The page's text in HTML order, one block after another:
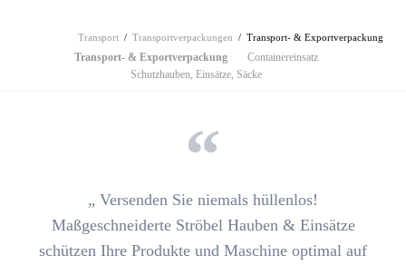
Transport Transportverpackungen Transport- & Exportverpackung
Navigation
Transport- & Exportverpackung
Containereinsatz
Schutzhauben, Einsätze, Säcke
„ Versenden Sie niemals hüllenlos!
Maßgeschneiderte Ströbel Hauben & Einsätze
schützen Ihre Produkte und Maschine optimal auf